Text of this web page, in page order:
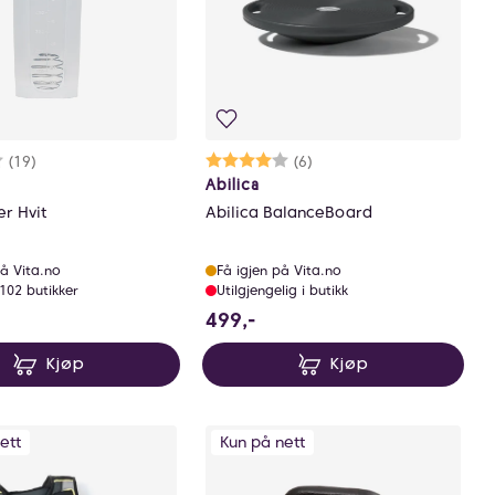
(19)
av 5 mulige
Hvit
Vita.no
butikker
Kjøp
Karakter:
(6)
4.0 av 5 mulige
Abilica
Abilica BalanceBoard
Få igjen på Vita.no
Utilgjengelig i butikk
499,-499 NOK
Kjøp
Kun på nett